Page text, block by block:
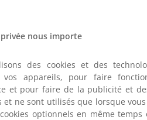
ce jour, 26 juin 2026, faisant
de ses mesures de
en vigueur au
matière fiscale entrant en
nous importe
des cookies et des
vos appareils, pour faire
et pour faire de la publicité et
ne sont utilisés que lorsque
optionnels en même